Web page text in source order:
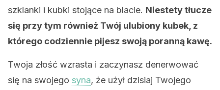
szklanki i kubki stojące na blacie. Niestety tłucze
się przy tym również Twój ulubiony kubek, z
którego codziennie pijesz swoją poranną kawę.
Twoja złość wzrasta i zaczynasz denerwować
się na swojego syna, że użył dzisiaj Twojego